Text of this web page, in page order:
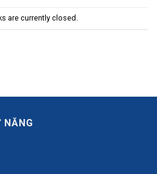
are currently closed.
NĂNG